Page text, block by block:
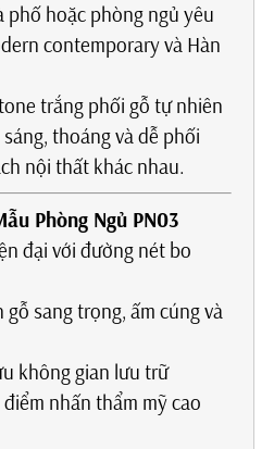
phố hoặc phòng ngủ yêu
contemporary và Hàn
trắng phối gỗ tự nhiên
thoáng và dễ phối
nội thất khác nhau.
Phòng Ngủ PN03
đại với đường nét bo
gỗ sang trọng, ấm cúng và
không gian lưu trữ
nhấn thẩm mỹ cao